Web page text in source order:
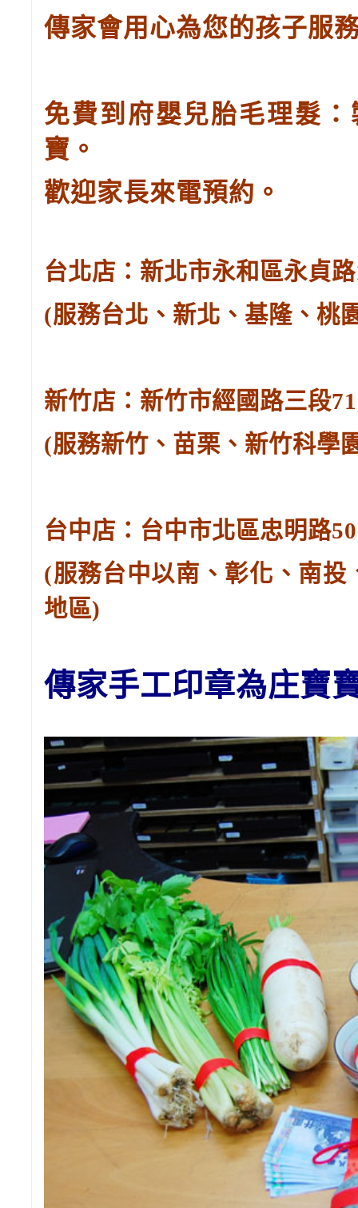
傳家會用心為您的孩子服
免費到府嬰兒胎毛理髮
寶。
歡迎家長來電預約。
台北店：新北市永和區永貞
(服務台北、新北、基隆、桃
新竹店：新竹市經國路三段
(服務新竹、苗栗、新竹科學
台中店：台中市北區忠明路
(服務台中以南、彰化、南
地區)
傳家手工印章為庄寶